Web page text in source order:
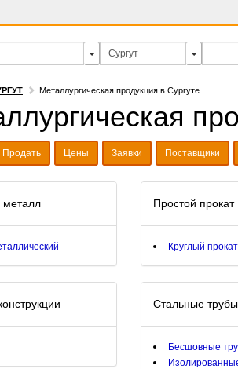
Металлургическая продукция в Сургуте
Продать Цены Заявки Поставщики
металл Простой прокат
Круглый
Стальные трубы
Бесшовные